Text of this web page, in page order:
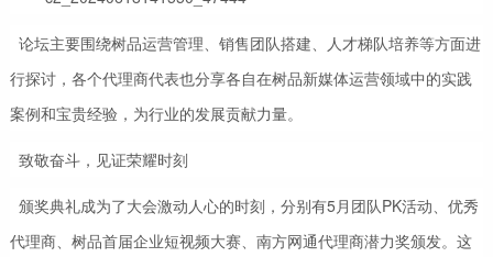
论坛主要围绕树品运营管理、销售团队搭建、人才梯队培养等方面进
行探讨，各个代理商代表也分享各自在树品新媒体运营领域中的实践
案例和宝贵经验，为行业的发展贡献力量。
致敬奋斗，见证荣耀时刻
颁奖典礼成为了大会激动人心的时刻，分别有5月团队PK活动、优秀
代理商、树品首届企业短视频大赛、南方网通代理商潜力奖颁发。这